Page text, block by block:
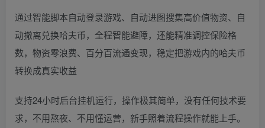
通过智能脚本自动登录游戏、自动进图搜集高价值物资、自
动撤离兑换哈夫币，全程智能避障，还能精准调控保险格
数，物资零浪费、百分百流通变现，稳定把游戏内的哈夫币
转换成真实收益
支持24小时后台挂机运行，操作极其简单，没有任何技术要
求，不用熬夜、不用懂运营，新手照着流程操作就能上手。